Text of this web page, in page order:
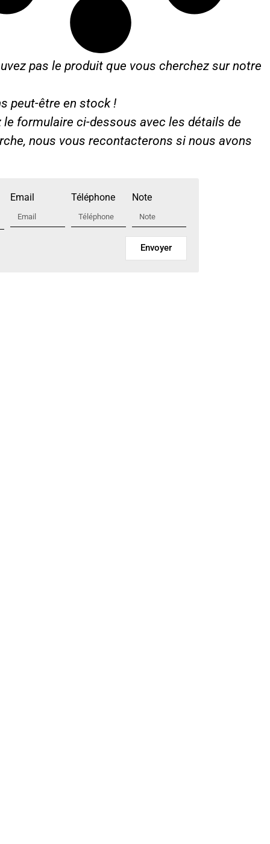
pas le produit que vous cherchez sur notre
peut-être en stock !
le formulaire ci-dessous avec les détails de
nous vous recontacterons si nous avons
Email Téléphone Note
Envoyer